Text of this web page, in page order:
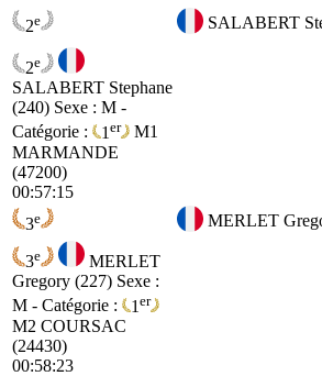
2e SALABERT
2e
SALABERT Stephane
(240) Sexe : M -
Catégorie :
1 er
M1
MARMANDE
(47200)
00:57:15
3e MERLET
3e
MERLET
Gregory (227) Sexe :
M - Catégorie :
1 er
M2 COURSAC
(24430)
00:58:23